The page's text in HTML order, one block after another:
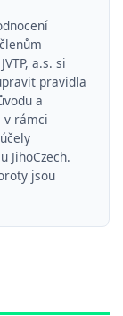
a.s. si
pravidla
a
v rámci
JihoCzech.
jsou